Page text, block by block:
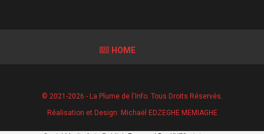
HOME
© 2021-2026 - La Plume de l'Info. Tous Droits Réservés.
Réalisation et Design: Michaël EDZEGHE MEMIAGHE